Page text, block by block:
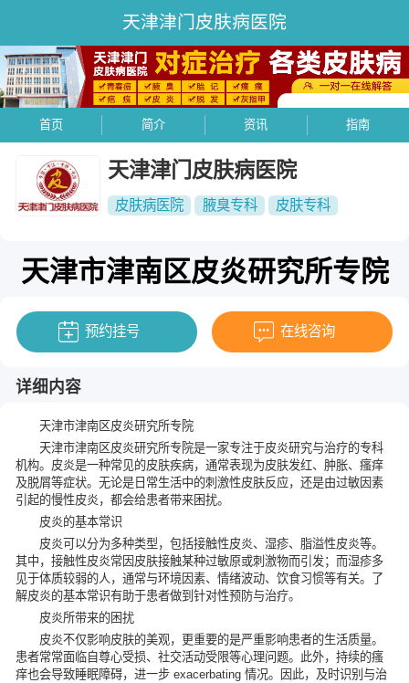
天津津门皮肤病医院
首页 简介 资讯 指南
天津津门皮肤病医院
皮肤病医院 腋臭专科 皮肤专科
天津市津南区皮炎研究所专院
预约挂号 在线咨询
详细内容
天津市津南区皮炎研究所专院
天津市津南区皮炎研究所专院是一家专注于皮炎研究与治疗的专科
机构。皮炎是一种常见的皮肤疾病，通常表现为皮肤发红、肿胀、瘙痒
及脱屑等症状。无论是日常生活中的刺激性皮肤反应，还是由过敏因素
引起的慢性皮炎，都会给患者带来困扰。
皮炎的基本常识
皮炎可以分为多种类型，包括接触性皮炎、湿疹、脂溢性皮炎等。
其中，接触性皮炎常因皮肤接触某种过敏原或刺激物而引发；而湿疹多
见于体质较弱的人，通常与环境因素、情绪波动、饮食习惯等有关。了
解皮炎的基本常识有助于患者做到针对性预防与治疗。
皮炎所带来的困扰
皮炎不仅影响皮肤的美观，更重要的是严重影响患者的生活质量。
患者常常面临自尊心受损、社交活动受限等心理问题。此外，持续的瘙
痒也会导致睡眠障碍，进一步 exacerbating 情况。因此，及时识别与治